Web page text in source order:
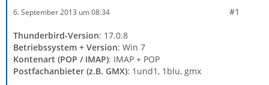
6. September 2013 um 08:34 #1
Thunderbird-Version: 17.0.8
Betriebssystem + Version: Win 7
Kontenart (POP / IMAP): IMAP + POP
Postfachanbieter (z.B. GMX): 1und1, 1blu, gmx